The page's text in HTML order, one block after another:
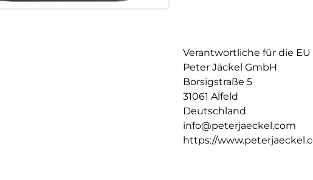
Verantwortliche für die EU
Peter Jäckel GmbH
Borsigstraße 5
31061 Alfeld
Deutschland
info@peterjaeckel.com
https://